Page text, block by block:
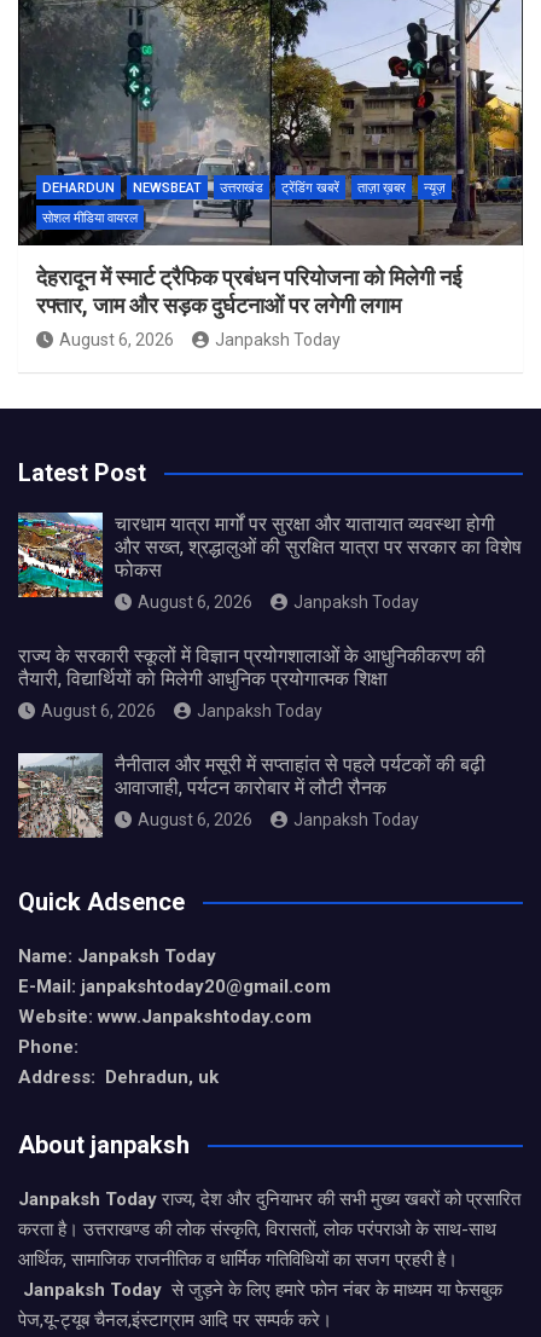
DEHARDUN NEWSBEAT उत्तराखंड ट्रेंडिंग खबरें ताज़ा ख़बर
न्यूज़
सोशल मीडिया वायरल
देहरादून में स्मार्ट ट्रैफिक प्रबंधन परियोजना को मिलेगी नई
रफ्तार, जाम और सड़क दुर्घटनाओं पर लगेगी लगाम
August 6, 2026 Janpaksh Today
Latest Post
चारधाम यात्रा मार्गों पर सुरक्षा और यातायात व्यवस्था होगी
और सख्त, श्रद्धालुओं की सुरक्षित यात्रा पर सरकार का विशेष
फोकस
August 6, 2026 Janpaksh Today
राज्य के सरकारी स्कूलों में विज्ञान प्रयोगशालाओं के आधुनिकीकरण की
तैयारी, विद्यार्थियों को मिलेगी आधुनिक प्रयोगात्मक शिक्षा
August 6, 2026 Janpaksh Today
नैनीताल और मसूरी में सप्ताहांत से पहले पर्यटकों की बढ़ी
आवाजाही, पर्यटन कारोबार में लौटी रौनक
August 6, 2026 Janpaksh Today
Quick Adsence
Name: Janpaksh Today
E-Mail: janpakshtoday20@gmail.com
Website: www.Janpakshtoday.com
Phone:
Address: Dehradun, uk
About janpaksh
Janpaksh Todayराज्य, देश और दुनियाभर की सभी मुख्य खबरों को प्रसारित
करता है। उत्तराखण्ड की लोक संस्कृति, विरासतों, लोक परंपराओ के साथ-साथ
आर्थिक, सामाजिक राजनीतिक व धार्मिक गतिविधियों का सजग प्रहरी है।
Janpaksh Today से जुड़ने के लिए हमारे फोन नंबर के माध्यम या फेसबुक
पेज,यू-ट्यूब चैनल,इंस्टाग्राम आदि पर सम्पर्क करे।